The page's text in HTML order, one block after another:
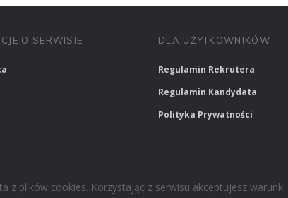
O SERWISIE DLA UŻYTKOWNIKÓW
Regulamin Rekrutera
Regulamin Kandydata
Polityka Prywatności
z plików cookies. Korzystając z serwisu akceptujesz warunki